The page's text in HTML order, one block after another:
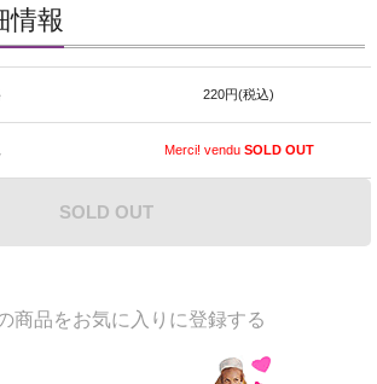
情報
220円(税込)
Merci! venduSOLD OUT
SOLD OUT
商品をお気に入りに登録する